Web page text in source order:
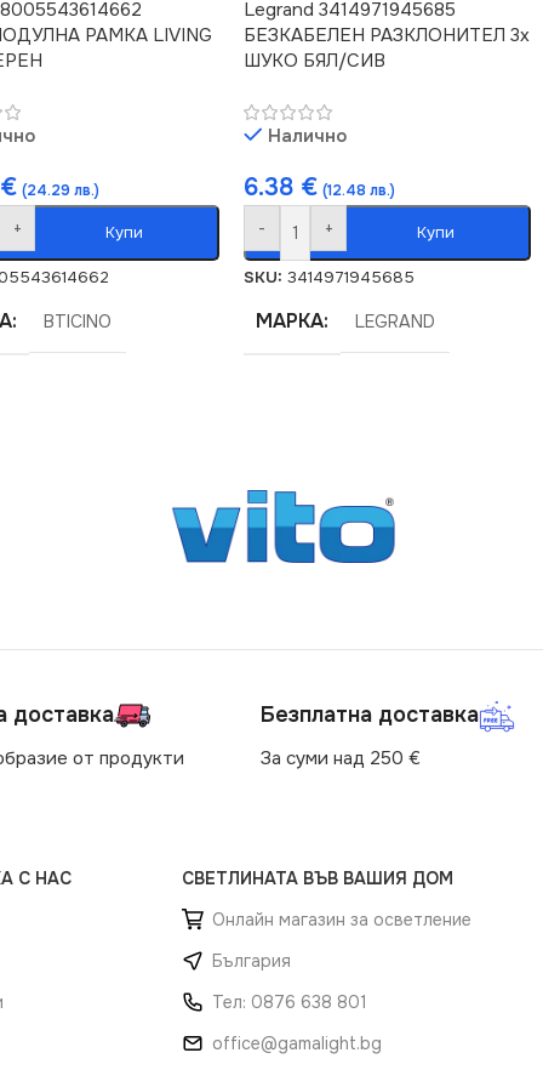
РАМКА LIVING
€ (24.29 лв.)
+ Купи
BTICINO
Legrand 3414971945685
БЕЗКАБЕЛЕН РАЗКЛОНИТЕЛ 3х
ШУКО БЯЛ/СИВ
Налично
6.38 € (12.48 лв.)
- + Купи
SKU:3414971945685
МАРКА LEGRAND
доставка
от продукти
Безплатна доставка
За суми над 250 €
С НАС
СВЕТЛИНАТА ВЪВ ВАШИЯ ДОМ
Онлайн магазин за осветление
България
Тел: 0876 638 801
office@gamalight.bg